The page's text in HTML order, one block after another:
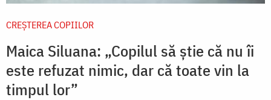
CREŞTEREA COPIILOR
Maica Siluana: „Copilul să știe că nu îi
este refuzat nimic, dar că toate vin la
timpul lor”